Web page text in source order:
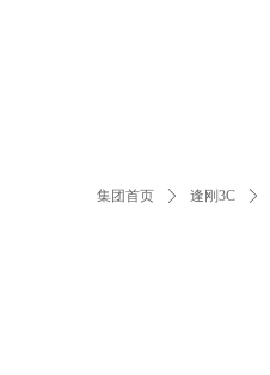
集团首页 ꄲ 逢刚3C ꄲ